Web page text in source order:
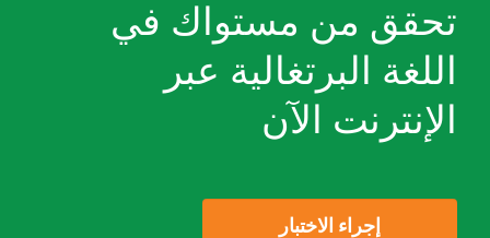
أفضل جزء؟ اختبارات مستوى اللغة البرتغالية
عبر الإنترنت مجانية على Testizer.
تحقق من مستواك في
اللغة البرتغالية عبر
الإنترنت الآن
إجراء الاختبار